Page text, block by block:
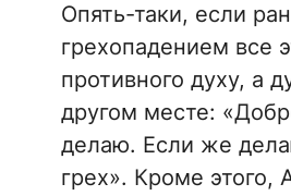
Опять-таки, если
грехопадением все
противного духу, а
другом месте:
делаю. Если же
грех». Кроме